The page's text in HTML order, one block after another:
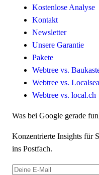
Kostenlose Analyse
Kontakt
Newsletter
Unsere Garantie
Pakete
Webtree vs.
Webtree vs.
Webtree vs. local.ch
Was bei Google gerade
Konzentrierte Insights für
ins Postfach.